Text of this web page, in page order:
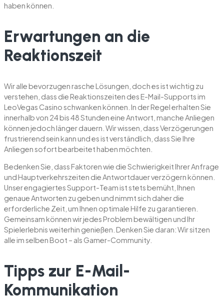
haben können.
Erwartungen an die
Reaktionszeit
Wir alle bevorzugen rasche Lösungen, doch es ist wichtig zu
verstehen, dass die Reaktionszeiten des E-Mail-Supports im
LeoVegas Casino schwanken können. In der Regel erhalten Sie
innerhalb von 24 bis 48 Stunden eine Antwort, manche Anliegen
können jedoch länger dauern. Wir wissen, dass Verzögerungen
frustrierend sein kann und es ist verständlich, dass Sie Ihre
Anliegen sofort bearbeitet haben möchten.
Bedenken Sie, dass Faktoren wie die Schwierigkeit Ihrer Anfrage
und Hauptverkehrszeiten die Antwortdauer verzögern können.
Unser engagiertes Support-Team ist stets bemüht, Ihnen
genaue Antworten zu geben und nimmt sich daher die
erforderliche Zeit, um Ihnen optimale Hilfe zu garantieren.
Gemeinsam können wir jedes Problem bewältigen und Ihr
Spielerlebnis weiterhin genießen. Denken Sie daran: Wir sitzen
alle im selben Boot – als Gamer-Community.
Tipps zur E-Mail-
Kommunikation